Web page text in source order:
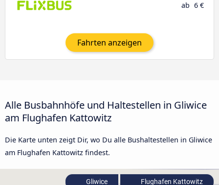
ab 6 €
Fahrten anzeigen
Alle Busbahnhöfe und Haltestellen in Gliwice
am Flughafen Kattowitz
Die Karte unten zeigt Dir, wo Du alle Bushaltestellen in Gliwice
am Flughafen Kattowitz findest.
Gliwice Flughafen Kattowitz